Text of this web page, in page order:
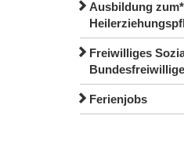
Ausbildung
Freiwilliges
Ferienjobs